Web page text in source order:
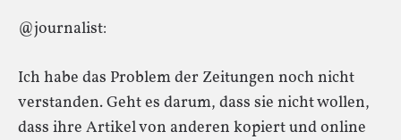
@journalist:
Ich habe das Problem der Zeitungen noch nicht
verstanden. Geht es darum, dass sie nicht wollen,
dass ihre Artikel von anderen kopiert und online